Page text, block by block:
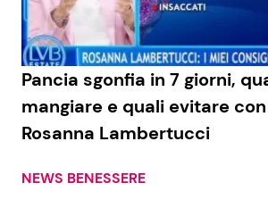
Pancia sgonfia in 7 giorni,
mangiare e quali evitare
Rosanna Lambertucci
NEWS BENESSERE